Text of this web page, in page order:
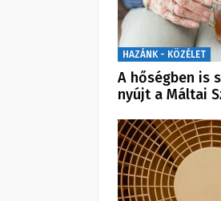
HAZÁNK - KÖZÉLET
A hőségben is
nyújt a Máltai